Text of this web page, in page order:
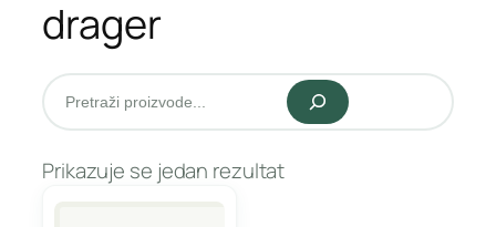
drager
Pretraži
Prikazuje se jedan rezultat